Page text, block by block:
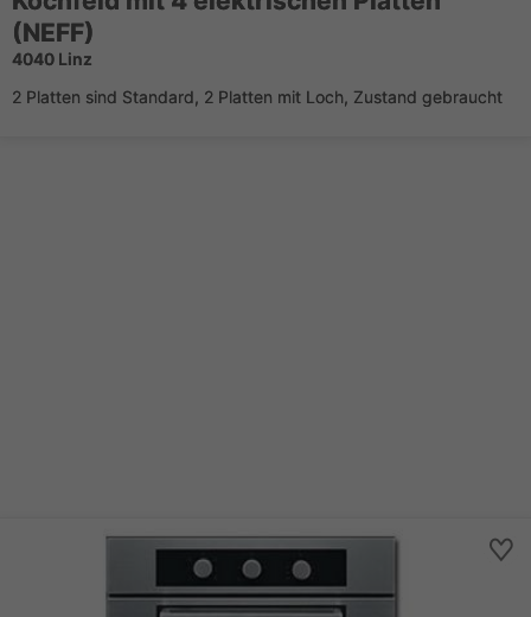
(NEFF)
4040 Linz
2 Platten sind Standard, 2 Platten mit Loch, Zustand gebraucht